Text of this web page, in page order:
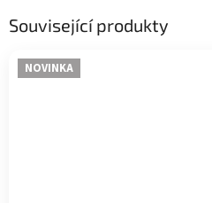
Související produkty
NOVINKA